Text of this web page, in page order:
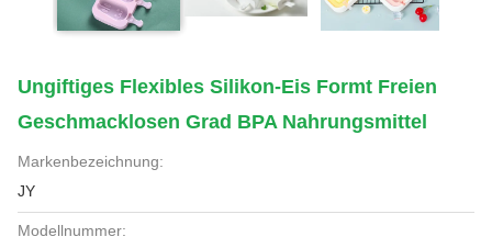
Ungiftiges Flexibles Silikon-Eis Formt Freien
Geschmacklosen Grad BPA Nahrungsmittel
Markenbezeichnung:
JY
Modellnummer: